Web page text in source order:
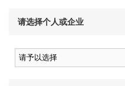
请选择个人或企业